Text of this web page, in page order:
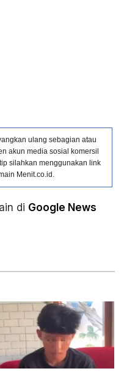
ulang sebagian atau
akun media sosial komersil
silahkan menggunakan link
Menit.co.id.
di Google News